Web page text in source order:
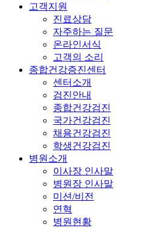
고객지원
진료상담
자주하는 질문
온라인서식
고객의 소리
종합건강증진센터
센터소개
검진안내
종합건강검진
국가건강검진
채용건강검진
학생건강검진
병원소개
이사장 인사말
병원장 인사말
미션/비전
연혁
병원현황